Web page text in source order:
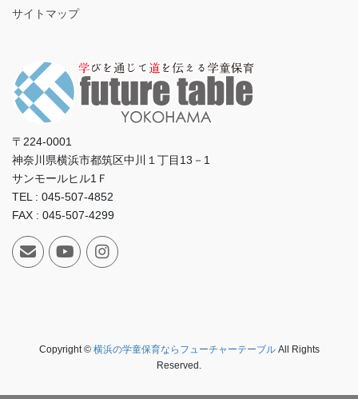
サイトマップ
〒224-0001
神奈川県横浜市都筑区中川１丁目13－1
サンモールヒル1Ｆ
TEL : 045-507-4852
FAX : 045-507-4299
Copyright © 横浜の学童保育ならフューチャーテーブルAll Rights
Reserved.